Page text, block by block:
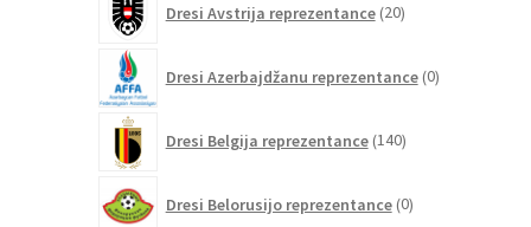
Dresi Avstrija reprezentance 20izdelkov
Dresi Azerbajdžanu reprezentance 0izdelkov
Dresi Belgija reprezentance 140izdelkov
Dresi Belorusijo reprezentance 0izdelkov